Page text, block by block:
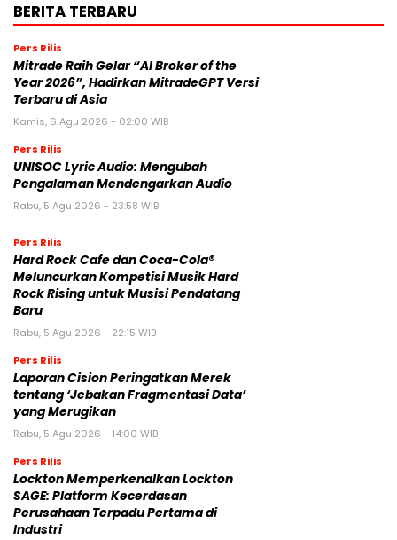
BERITA TERBARU
Pers Rilis
Mitrade Raih Gelar “AI Broker of the
Year 2026”, Hadirkan MitradeGPT Versi
Terbaru di Asia
Kamis, 6 Agu 2026 - 02:00 WIB
Pers Rilis
UNISOC Lyric Audio: Mengubah
Pengalaman Mendengarkan Audio
Rabu, 5 Agu 2026 - 23:58 WIB
Pers Rilis
Hard Rock Cafe dan Coca-Cola®
Meluncurkan Kompetisi Musik Hard
Rock Rising untuk Musisi Pendatang
Baru
Rabu, 5 Agu 2026 - 22:15 WIB
Pers Rilis
Laporan Cision Peringatkan Merek
tentang ‘Jebakan Fragmentasi Data’
yang Merugikan
Rabu, 5 Agu 2026 - 14:00 WIB
Pers Rilis
Lockton Memperkenalkan Lockton
SAGE: Platform Kecerdasan
Perusahaan Terpadu Pertama di
Industri